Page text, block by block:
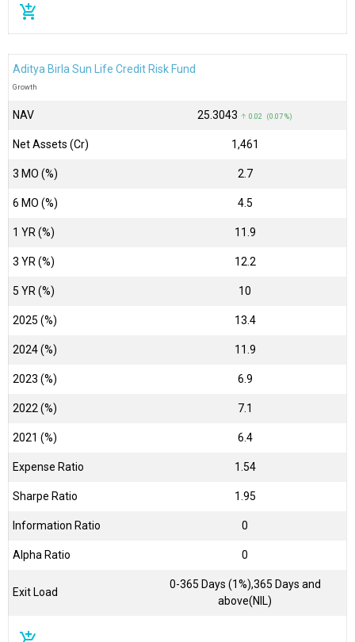
add_shopping_cart
Aditya Birla Sun Life Credit Risk Fund
Growth
NAV ₹25.3043 ↑ 0.02 (0.07 %)
Net Assets (Cr) ₹1,461
3 MO (%) 2.7
6 MO (%) 4.5
1 YR (%) 11.9
3 YR (%) 12.2
5 YR (%) 10
2025 (%) 13.4
2024 (%) 11.9
2023 (%) 6.9
2022 (%) 7.1
2021 (%) 6.4
Expense Ratio 1.54
Sharpe Ratio 1.95
Information Ratio 0
Alpha Ratio 0
Exit Load
0-365 Days (1%),365 Days and
above(NIL)